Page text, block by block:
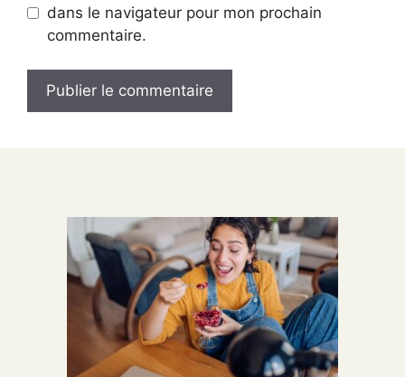
dans le navigateur pour mon prochain
commentaire.